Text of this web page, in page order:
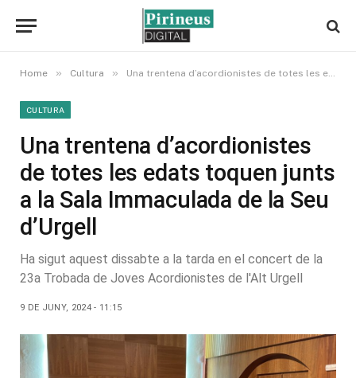
Home » Cultura » Una trentena d’acordionistes de totes les edats toquen junts a la Sala Immaculada de la Seu d’Urgell
CULTURA
Una trentena d’acordionistes
de totes les edats toquen junts
a la Sala Immaculada de la Seu
d’Urgell
Ha sigut aquest dissabte a la tarda en el concert de la
23a Trobada de Joves Acordionistes de l'Alt Urgell
9 DE JUNY, 2024 - 11:15